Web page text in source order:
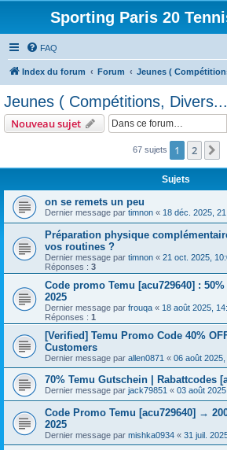
Sporting Paris 20
FAQ
Index du forum Forum Jeunes (
Jeunes ( Compétitions,
Nouveau sujet
67 sujets 1 2
Sujets
on se remets un peu
Dernier message par timnon « 18 déc. 2025,
Préparation physique
vos routines ?
Dernier message par timnon « 21 oct. 2025,
Réponses : 3
Code promo Temu [acu729640] :
2025
Dernier message par frouqa « 18 août 2025,
Réponses : 1
[Verified] Temu Promo Code 40%
Customers
Dernier message par allen0871 « 06 août
70% Temu Gutschein | Rabattcodes
Dernier message par jack79851 « 03 août
Code Promo Temu [acu729640] →
2025
Dernier message par mishka0934 « 31 juil.